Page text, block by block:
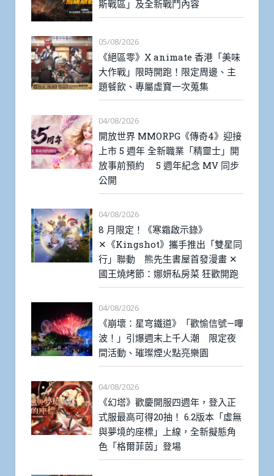
斯戰區」及全新戰鬥內容
05/08/2026
《絕區零》X animate 香港「美味
大作戰」限時開跑！限定周邊、主
題餐飲、專屬虛寶一次蒐集
04/08/2026
開放世界 MMORPG《傳奇4》迎接
上市 5 週年 全新職業「精靈士」開
放事前預約 5 週年紀念 MV 同步
公開
04/08/2026
8 月限定！《寒霜啟示錄》
✕《Kingshot》攜手推出「雙星同
行」聯動 熊先生書屋首發漫畫 ✕
國王燒烤節：娜妍私房菜 狂歡開跑
04/08/2026
《崩壞：星穹鐵道》「歡愉信號—嗶
波！」引爆週末上千人潮 限定夜
間活動、璀璨煙火點亮樂園
04/08/2026
《幻塔》歡慶開服四週年，登入正
式服最高可得20抽！ 6.2版本「虛無
與夢境的座標」上線，全新擬態角
色「格爾菲茵」登場